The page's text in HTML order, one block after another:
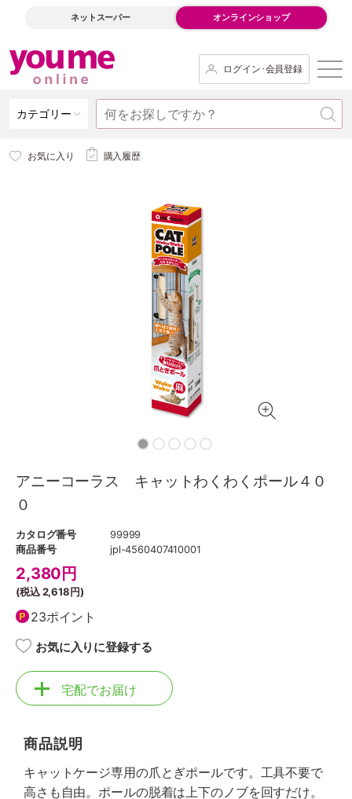
ネットスーパー オンラインショップ
ログイン･会員登録
カテゴリー
お気に入り 購入履歴
アニーコーラス キャットわくわくポール４０
０
カタログ番号
99999
商品番号
jpl-4560407410001
2,380 円
(税込2,618円)
23ポイント
お気に入りに登録する
宅配でお届け
商品説明
キャットケージ専用の爪とぎポールです。工具不要で
高さも自由。ポールの脱着は上下のノブを回すだけ。